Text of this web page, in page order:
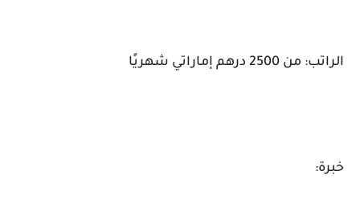
الراتب: من 2500 درهم إماراتي شهريًا
خبرة: